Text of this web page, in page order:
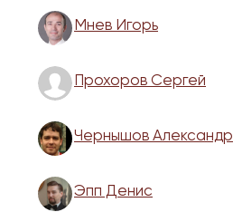
Мнев Игорь
Прохоров Сергей
Чернышов Александр
Эпп Денис